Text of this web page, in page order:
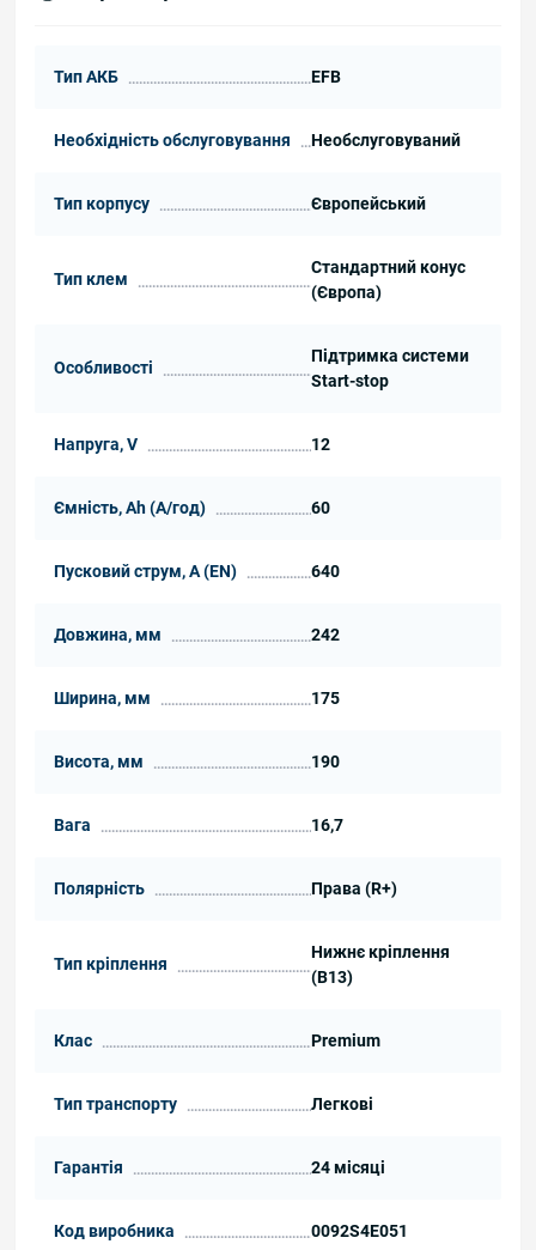
Тип АКБ EFB
Необхідність обслуговування Необслуговуваний
Тип корпусу Європейський
Тип клем
Стандартний конус
(Європа)
Особливості
Підтримка системи
Start-stop
Напруга, V 12
Ємність, Ah (А/год) 60
Пусковий струм, А (EN) 640
Довжина, мм 242
Ширина, мм 175
Висота, мм 190
Вага 16,7
Полярність Права (R+)
Тип кріплення
Нижнє кріплення
(B13)
Клас Premium
Тип транспорту Легкові
Гарантія 24 місяці
Код виробника 0092S4E051